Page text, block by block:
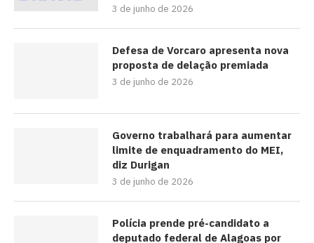
3 de junho de 2026
Defesa de Vorcaro apresenta nova
proposta de delação premiada
3 de junho de 2026
Governo trabalhará para aumentar
limite de enquadramento do MEI,
diz Durigan
3 de junho de 2026
Polícia prende pré-candidato a
deputado federal de Alagoas por